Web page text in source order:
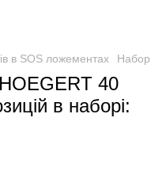
в SOS ложементах
40
в наборі: